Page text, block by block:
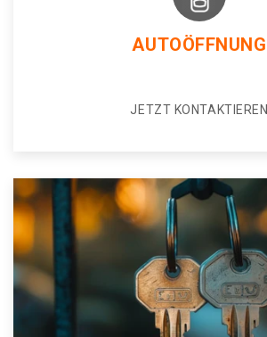
AUTOÖFFNUNG
JETZT KONTAKTIEREN